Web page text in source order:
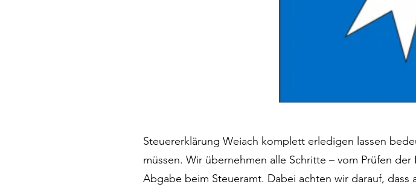
Steuererklärung Weiach komplett erledigen lassen
müssen. Wir übernehmen alle Schritte – vom Prüfen
Abgabe beim Steueramt. Dabei achten wir darauf,